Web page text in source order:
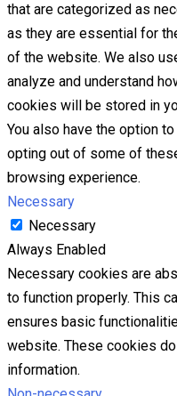
that are categorized as
as they are essential for
of the website. We also
analyze and understand
cookies will be stored in
You also have the option
opting out of some of
browsing experience.
Necessary
Necessary
Always Enabled
Necessary cookies are
to function properly. This
ensures basic
website. These cookies
information.